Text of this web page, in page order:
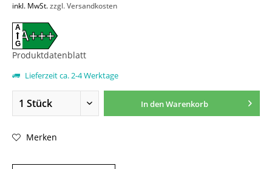
inkl. MwSt.zzgl. Versandkosten
A+++
A
G
Produktdatenblatt
Lieferzeit ca. 2-4 Werktage
In denWarenkorb
Merken